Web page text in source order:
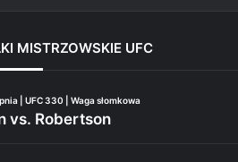
MISTRZOWSKIE UFC
| UFC 330 | Waga słomkowa
vs. Robertson